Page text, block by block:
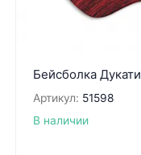
Бейсболка Дукати
Артикул: 51598
В наличии